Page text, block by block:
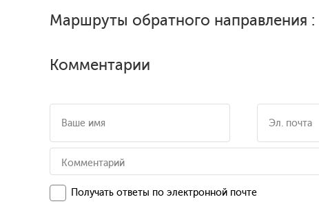
Маршруты обратного направления :
Комментарии
Получать ответы по электронной почте